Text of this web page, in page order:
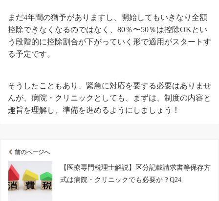
まだ4年間の猶予がありますし、開始してもいきなり全額
控除できなくなるのではなく、80％〜50％は控除OKとい
う段階的に控除割合が下がっていく形で適用がスタートす
る予定です。
そうしたこともあり、緊急に対応を要する必要はありませ
んが、病院・クリニックとしても、まずは、制度の内容と
趣旨を理解し、準備を進めるようにしましょう！
前のページへ
【医療専門税理士解説】区分記載請求書等保存方
式は病院・クリニックでも必要か？Q24